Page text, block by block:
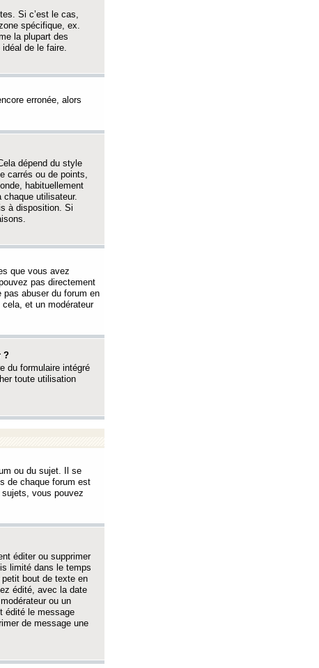
Si c’est le cas,
spécifique, ex.
la plupart des
de le faire.
erronée, alors
dépend du style
carrés ou de points,
habituellement
chaque utilisateur.
à disposition. Si
que vous avez
pas directement
pas abuser du forum en
et un modérateur
?
du formulaire intégré
toute utilisation
ou du sujet. Il se
de chaque forum est
vous pouvez
éditer ou supprimer
limité dans le temps
bout de texte en
édité, avec la date
ou un
édité le message
de message une